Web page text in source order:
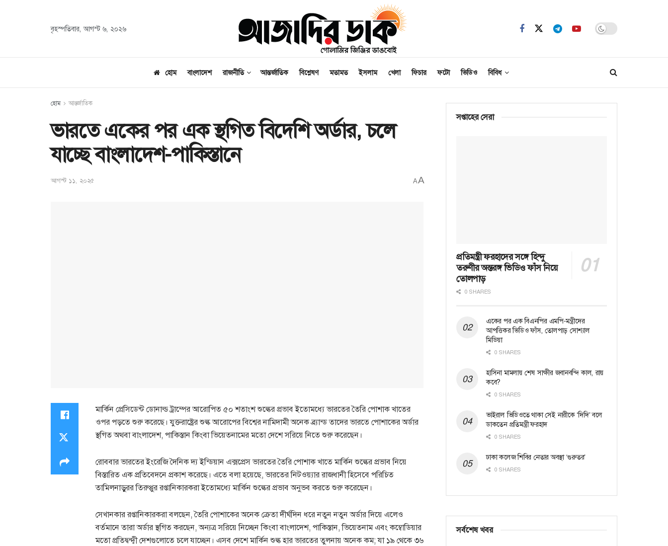
বৃহস্পতিবার, আগস্ট ৬, ২০২৬
হোম বাংলাদেশ রাজনীতি আন্তর্জাতিক বিশ্লেষণ মতামত ইসলাম খেলা ফিচার ফটো ভিডিও বিবিধ
হোম আন্তর্জাতিক
ভারতে একের পর এক স্থগিত বিদেশি অর্ডার, চলে
যাচ্ছে বাংলাদেশ-পাকিস্তানে
আগস্ট ১১, ২০২৫ AA
মার্কিন প্রেসিডেন্ট ডোনাল্ড ট্রাম্পের আরোপিত ৫০ শতাংশ শুল্কের প্রভাব ইতোমধ্যে ভারতের তৈরি পোশাক খাতের
ওপর পড়তে শুরু করেছে। যুক্তরাষ্ট্রের শুল্ক আরোপের বিশ্বের নামিদামী অনেক ব্র্যান্ড তাদের ভারতে পোশাকের অর্ডার
স্থগিত অথবা বাংলাদেশ, পাকিস্তান কিংবা ভিয়েতনামের মতো দেশে সরিয়ে নিতে শুরু করেছেন।
রোববার ভারতের ইংরেজি দৈনিক দ্য ইন্ডিয়ান এক্সপ্রেস ভারতের তৈরি পোশাক খাতে মার্কিন শুল্কের প্রভাব নিয়ে
বিস্তারিত এক প্রতিবেদনে প্রকাশ করেছে। এতে বলা হয়েছে, ভারতের নিটওয়্যার রাজধানী হিসেবে পরিচিত
তামিলনাড়ুরর তিরুপ্পুর রপ্তানিকারকরা ইতোমধ্যে মার্কিন শুল্কের প্রভাব অনুভব করতে শুরু করেছেন।
সেখানকার রপ্তানিকারকরা বলছেন, তৈরি পোশাকের অনেক ক্রেতা দীর্ঘদিন ধরে নতুন নতুন অর্ডার দিয়ে এলেও
বর্তমানে তারা অর্ডার স্থগিত করছেন, অন্যত্র সরিয়ে নিচ্ছেন কিংবা বাংলাদেশ, পাকিস্তান, ভিয়েতনাম এবং কম্বোডিয়ার
মতো প্রতিদ্বন্দ্বী দেশগুলোতে চলে যাচ্ছেন। এসব দেশে মার্কিন শুল্ক হার ভারতের তুলনায় অনেক কম; যা ১৯ থেকে ৩৬
সপ্তাহের সেরা
প্রতিমন্ত্রী ফরহাদের সঙ্গে হিন্দু
তরুণীর অন্তরঙ্গ ভিডিও ফাঁস নিয়ে
তোলপাড়
0 SHARES
একের পর এক বিএনপির এমপি-মন্ত্রীদের
আপত্তিকর ভিডিও ফাঁস, তোলপাড় সোশ্যাল
মিডিয়া
0 SHARES
হাসিনা মামলায় শেষ সাক্ষীর জবানবন্দি কাল, রায়
কবে?
0 SHARES
ভাইরাল ভিডিওতে থাকা সেই নারীকে ‘দিদি’ বলে
ডাকতেন প্রতিমন্ত্রী ফরহাদ
0 SHARES
ঢাকা কলেজ শিবির নেতার অবস্থা ‘গুরুতর’
0 SHARES
সর্বশেষ খবর